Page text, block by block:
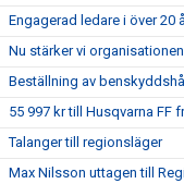
Engagerad ledare i över 20
Nu stärker vi
Beställning av
55 997 kr till Husqvarna FF
Talanger till regionsläger
Max Nilsson uttagen till